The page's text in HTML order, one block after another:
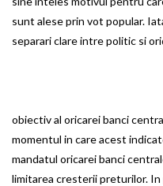
sunt alese prin vot popular.
separari clare intre politic si
obiectiv al oricarei banci
momentul in care acest
mandatul oricarei banci
limitarea cresterii preturilor.